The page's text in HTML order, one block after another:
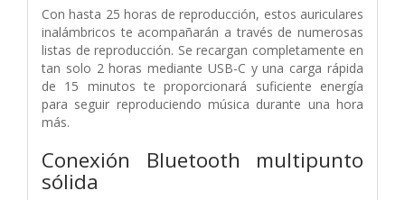
Con hasta 25 horas de reproducción, estos auriculares
inalámbricos te acompañarán a través de numerosas
listas de reproducción. Se recargan completamente en
tan solo 2 horas mediante USB-C y una carga rápida
de 15 minutos te proporcionará suficiente energía
para seguir reproduciendo música durante una hora
más.
Conexión Bluetooth multipunto
sólida